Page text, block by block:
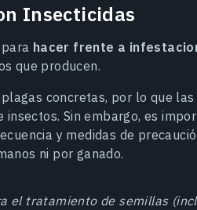
Insecticidas
hacer frente a
que producen.
concretas, por lo que las
Sin embargo, es
y medidas de
ni por ganado.
el tratamiento de semillas